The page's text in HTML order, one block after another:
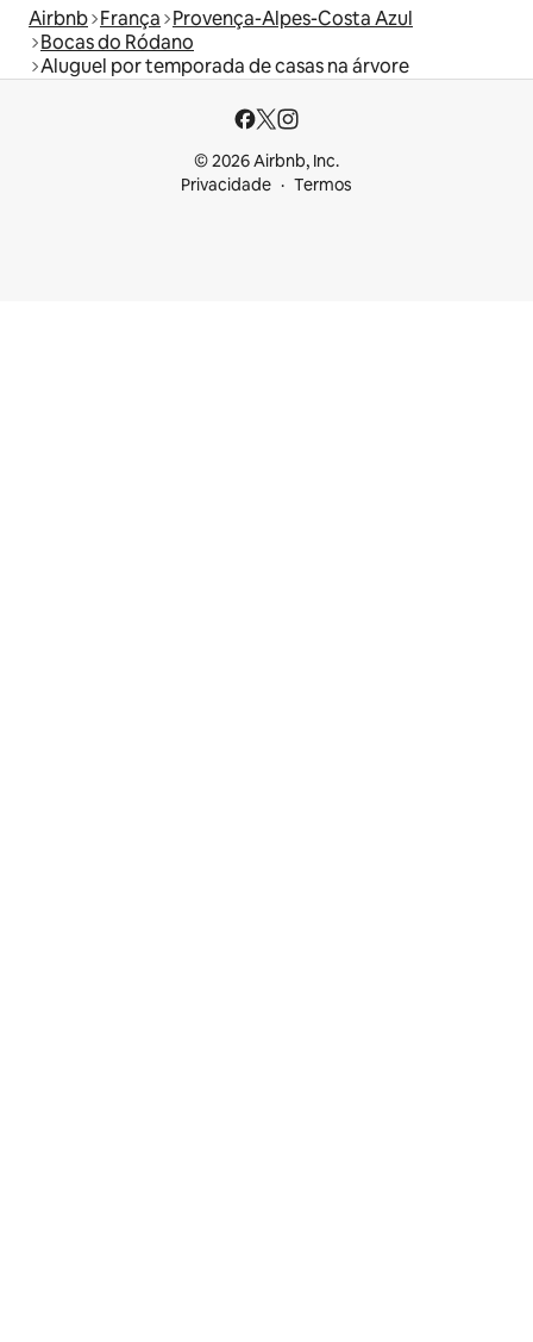
Airbnb França Provença-Alpes-Costa Azul
Bocas do Ródano
Aluguel por temporada de casas na árvore
© 2026 Airbnb, Inc.
Privacidade
Termos